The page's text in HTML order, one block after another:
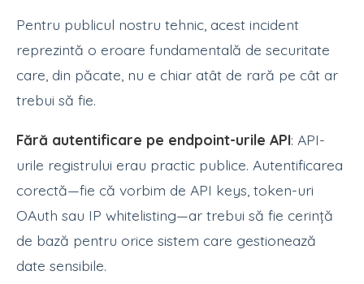
Pentru publicul nostru tehnic, acest incident
reprezintă o eroare fundamentală de securitate
care, din păcate, nu e chiar atât de rară pe cât ar
trebui să fie.
Fără autentificare pe endpoint-urile API: API-
urile registrului erau practic publice. Autentificarea
corectă—fie că vorbim de API keys, token-uri
OAuth sau IP whitelisting—ar trebui să fie cerință
de bază pentru orice sistem care gestionează
date sensibile.